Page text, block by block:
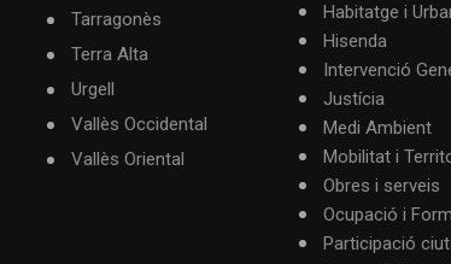
Tarragonès
Terra Alta
Urgell
Vallès Occidental
Vallès Oriental
Habitatge i
Hisenda
Intervenció
Justícia
Medi Ambient
Mobilitat i
Obres i serveis
Ocupació i
Participació